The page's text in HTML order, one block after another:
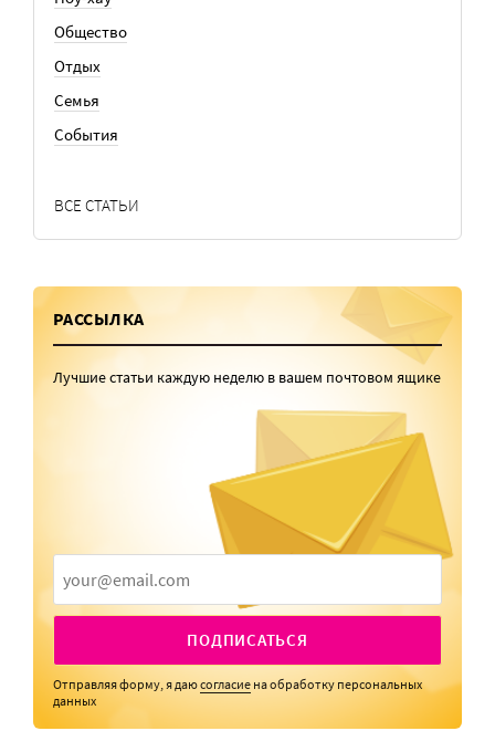
Общество
Отдых
Семья
События
ВСЕ СТАТЬИ
РАССЫЛКА
Лучшие статьи каждую неделю в вашем почтовом ящике
ПОДПИСАТЬСЯ
Отправляя форму, я даюсогласие на обработку персональных
данных